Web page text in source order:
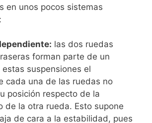
en unos pocos sistemas
las dos ruedas
forman parte de un
estas suspensiones el
cada una de las ruedas no
posición respecto de la
de la otra rueda. Esto supone
de cara a la estabilidad, pues